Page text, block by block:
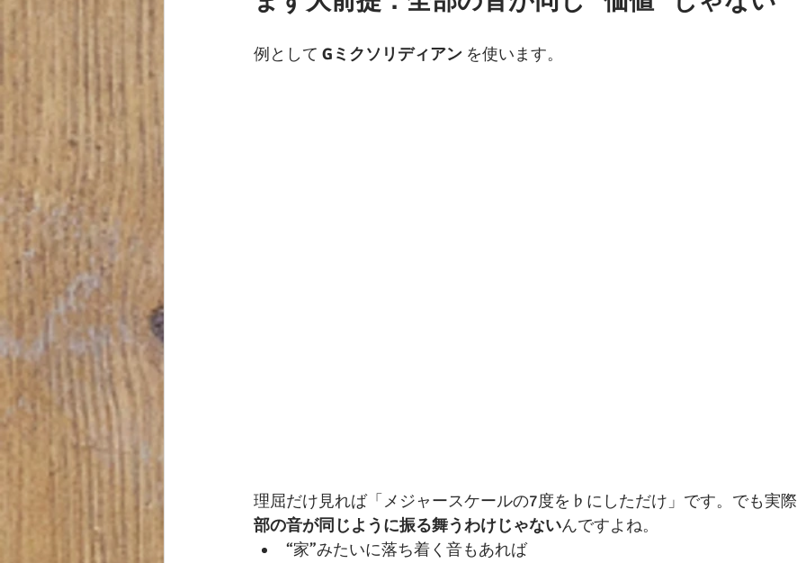
例として Gミクソリディアン を使います。
理屈だけ見れば「メジャースケールの7度を♭にしただけ」です。でも実際
部の音が同じように振る舞うわけじゃないんですよね。
“家”みたいに落ち着く音もあれば